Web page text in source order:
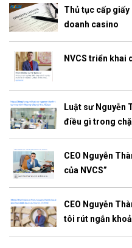
Thủ tục cấp
doanh casino
NVCS triển khai
Luật sư Nguyễn
điều gì trong
CEO Nguyễn
của NVCS”
CEO Nguyễn
tôi rút ngắn